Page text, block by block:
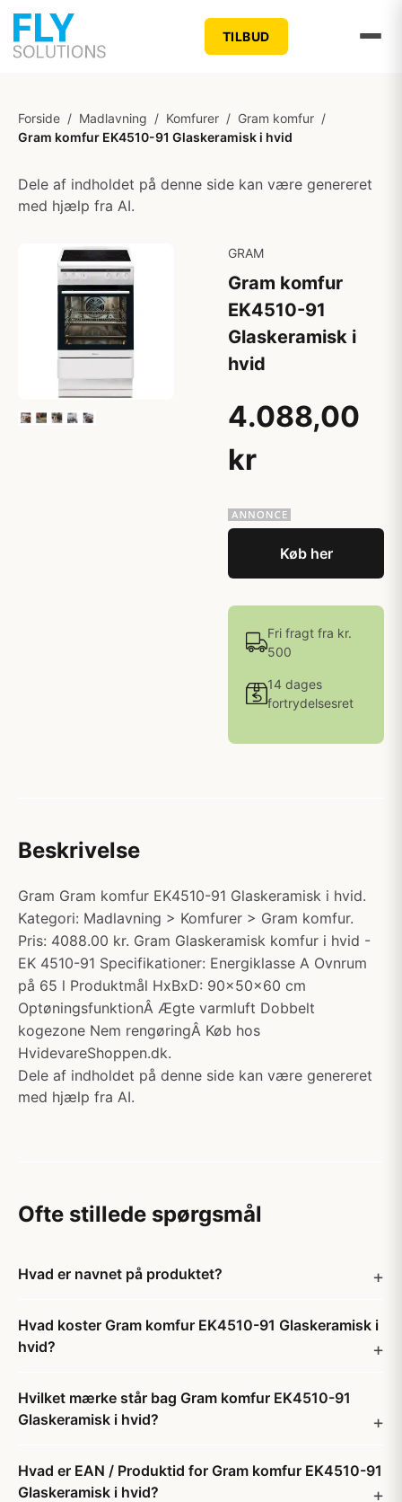
TILBUD
Forside / Madlavning / Komfurer / Gram komfur /
Gram komfur EK4510-91 Glaskeramisk i hvid
Dele af indholdet på denne side kan være genereret
med hjælp fra AI.
GRAM
Gram komfur
EK4510-91
Glaskeramisk i
hvid
4.088,00
kr
Køb her
Fri fragt fra kr.
500
14 dages
fortrydelsesret
Beskrivelse
Gram Gram komfur EK4510-91 Glaskeramisk i hvid.
Kategori: Madlavning > Komfurer > Gram komfur.
Pris: 4088.00 kr. Gram Glaskeramisk komfur i hvid -
EK 4510-91 Specifikationer: Energiklasse A Ovnrum
på 65 l Produktmål HxBxD: 90x50x60 cm
OptøningsfunktionÂ Ægte varmluft Dobbelt
kogezone Nem rengøringÂ Køb hos
HvidevareShoppen.dk.
Dele af indholdet på denne side kan være genereret
med hjælp fra AI.
Ofte stillede spørgsmål
Hvad er navnet på produktet?
Hvad koster Gram komfur EK4510-91 Glaskeramisk i
hvid?
Hvilket mærke står bag Gram komfur EK4510-91
Glaskeramisk i hvid?
Hvad er EAN / Produktid for Gram komfur EK4510-91
Glaskeramisk i hvid?